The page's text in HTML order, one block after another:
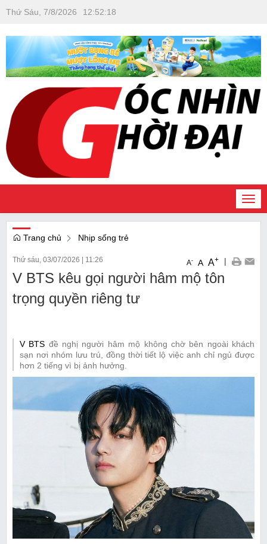
Thứ Sáu, 7/8/2026 12:52:19
Trang chủ Nhịp sống trẻ
Thứ sáu, 03/07/2026 | 11:26 A- A A+ |
V BTS kêu gọi người hâm mộ tôn
trọng quyền riêng tư
V BTS đề nghị người hâm mộ không chờ bên ngoài khách
sạn nơi nhóm lưu trú, đồng thời tiết lộ việc anh chỉ ngủ được
hơn 2 tiếng vì bị ảnh hưởng.